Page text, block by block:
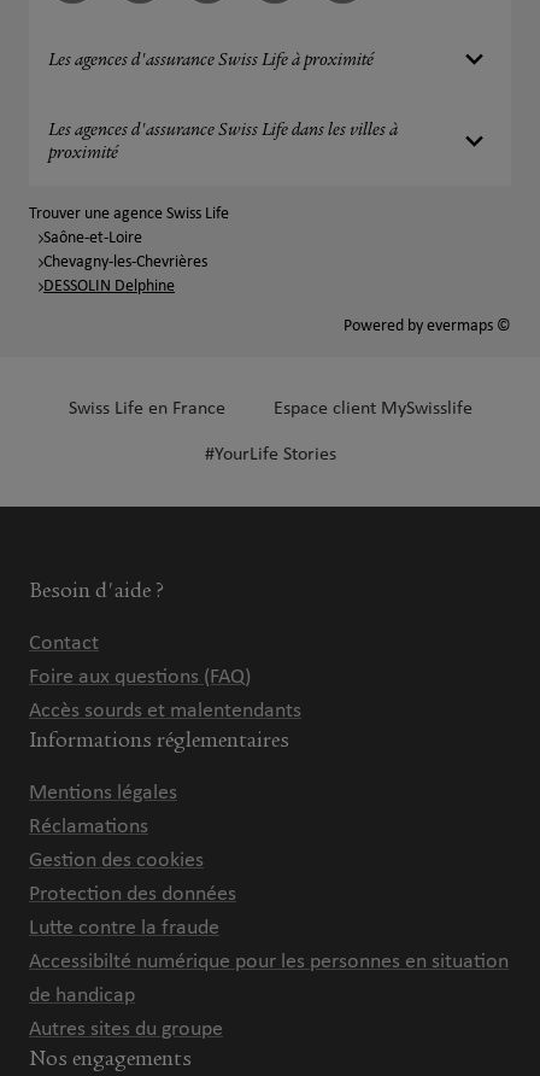
Les agences d'assurance Swiss Life à proximité
Les agences d'assurance Swiss Life dans les villes à
proximité
Trouver une agence Swiss Life
Saône-et-Loire
Chevagny-les-Chevrières
DESSOLIN Delphine
Powered by evermaps ©
Swiss Life en France Espace client MySwisslife
#YourLife Stories
Besoin d'aide ?
Contact
Foire aux questions (FAQ)
Accès sourds et malentendants
Informations réglementaires
Mentions légales
Réclamations
Gestion des cookies
Protection des données
Lutte contre la fraude
Accessibilté numérique pour les personnes en situation
de handicap
Autres sites du groupe
Nos engagements